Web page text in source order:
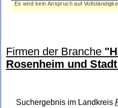
Es wird kein Anspruch auf
Firmen der Branche
Rosenheim und
Suchergebnis im Landkreis